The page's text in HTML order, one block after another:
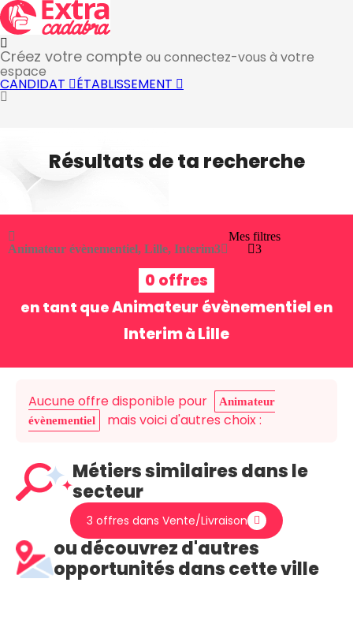
Créez votre compte ou connectez-vous à votre
espace
CANDIDAT ÉTABLISSEMENT
Résultats de ta recherche
Animateur évènementiel, Lille, Interim3
Mes filtres
3
0 offres
en tant queAnimateur évènementiel en
Interimà Lille
Aucune offre disponible pour
Animateur
évènementiel
mais voici d'autres choix :
Métiers similaires dans le
secteur
3 offres dans Vente/Livraison
ou découvrez d'autres
opportunités dans cette ville